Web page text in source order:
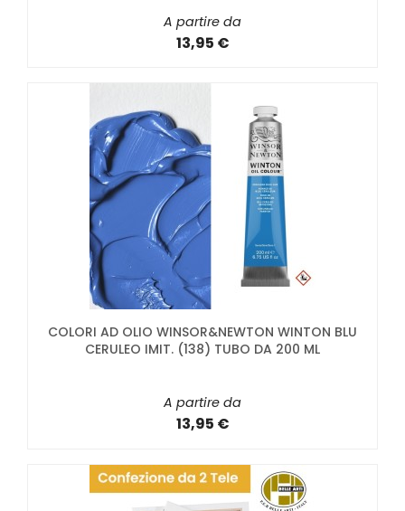
A partire da
13,95 €
COLORI AD OLIO WINSOR&NEWTON WINTON BLU
CERULEO IMIT. (138) TUBO DA 200 ML
A partire da
13,95 €